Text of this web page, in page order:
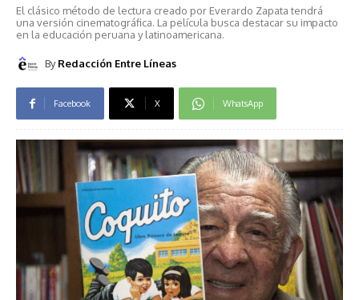
El clásico método de lectura creado por Everardo Zapata tendrá
una versión cinematográfica. La película busca destacar su impacto
en la educación peruana y latinoamericana.
By Redacción Entre Líneas
Facebook X WhatsApp